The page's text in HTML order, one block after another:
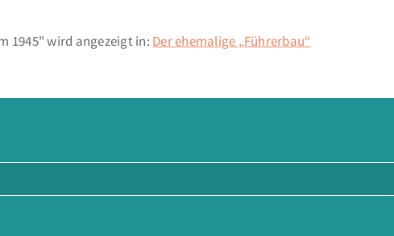
1945" wird angezeigt in: Der ehemalige „Führerbau“